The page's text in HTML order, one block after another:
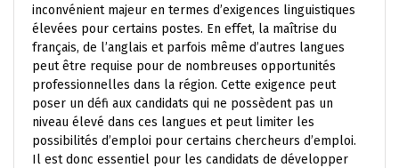
inconvénient majeur en termes d’exigences linguistiques
élevées pour certains postes. En effet, la maîtrise du
français, de l’anglais et parfois même d’autres langues
peut être requise pour de nombreuses opportunités
professionnelles dans la région. Cette exigence peut
poser un défi aux candidats qui ne possèdent pas un
niveau élevé dans ces langues et peut limiter les
possibilités d’emploi pour certains chercheurs d’emploi.
Il est donc essentiel pour les candidats de développer